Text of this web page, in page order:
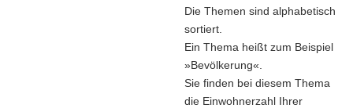
Die Themen sind alphabetisch
sortiert.
Ein Thema heißt zum Beispiel
»Bevölkerung«.
Sie finden bei diesem Thema
die Einwohnerzahl Ihrer